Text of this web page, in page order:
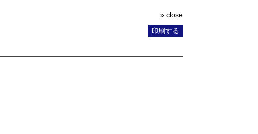
» close
印刷する